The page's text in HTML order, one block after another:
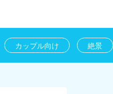
カップル向け 絶景